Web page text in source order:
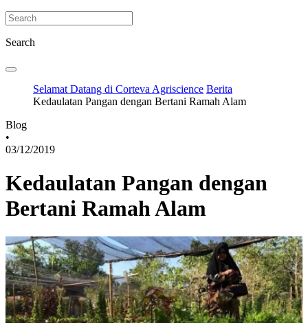
Search
Selamat Datang di Corteva Agriscience Berita
Kedaulatan Pangan dengan Bertani Ramah Alam
Blog
•
03/12/2019
Kedaulatan Pangan dengan
Bertani Ramah Alam